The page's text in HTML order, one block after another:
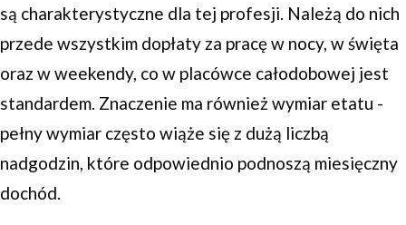
są charakterystyczne dla tej profesji. Należą do nich
przede wszystkim dopłaty za pracę w nocy, w święta
oraz w weekendy, co w placówce całodobowej jest
standardem. Znaczenie ma również wymiar etatu -
pełny wymiar często wiąże się z dużą liczbą
nadgodzin, które odpowiednio podnoszą miesięczny
dochód.